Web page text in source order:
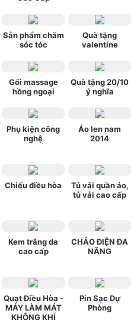
Sản phẩm chăm
sóc tóc
Quà tặng
valentine
Gối massage
hồng ngoại
Quà tặng 20/10
ý nghĩa
Phụ kiện công
nghệ
Áo len nam
2014
Chiếu điều hòa
Tủ vải quần áo,
tủ vải cao cấp
Kem trắng da
cao cấp
CHẢO ĐIỆN ĐA
NĂNG
Quạt Điều Hòa -
MÁY LÀM MÁT
KHÔNG KHÍ
Pin Sạc Dự
Phòng